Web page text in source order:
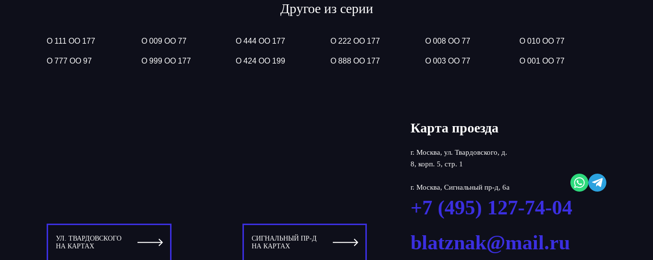
Другое из серии
О 111 ОО 177 О 009 ОО 77 О 444 ОО 177 О 222 ОО 177 О 008 ОО 77 О 010 ОО 77
О 777 ОО 97 О 999 ОО 177 О 424 ОО 199 О 888 ОО 177 О 003 ОО 77 О 001 ОО 77
УЛ. ТВАРДОВСКОГО
НА КАРТАХ
СИГНАЛЬНЫЙ ПР-Д
НА КАРТАХ
Карта проезда
г. Москва, ул. Твардовского, д.
8, корп. 5, стр. 1
г. Москва, Сигнальный пр-д, 6а
+7 (495) 127-74-04
blatznak@mail.ru